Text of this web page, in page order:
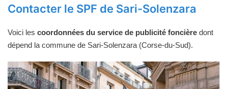
Contacter le SPF de Sari-Solenzara
Voici les coordonnées du service de publicité foncière dont
dépend la commune de Sari-Solenzara (Corse-du-Sud).